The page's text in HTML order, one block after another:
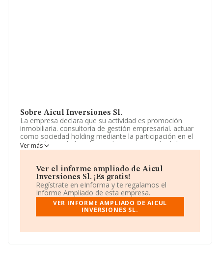
Sobre Aicul Inversiones Sl.
La empresa declara que su actividad es promoción
inmobiliaria. consultoría de gestión empresarial. actuar
como sociedad holding mediante la participación en el
capital de entidades, dirigiendo y gestionando dichas
participaciones, y, en su caso, las actividades
servicios de asesoramiento. La sociedad está registrada
como Sociedad Limitada. Tiene CNAE: 6812 - '%cnae%'.
La compañía no tiene actividad en mercados exteriores.
La sociedadAicul Inversiones S.L, B16912461, se
encuentra en Calle Fernandez De Oviedo núm. 11 Bjlc,
(28002), Madrid, Madrid.
En base a la información de la que dispone INFORMA
Ver más
Ver el informe ampliado de Aicul
Inversiones Sl. ¡Es gratis!
Regístrate en eInforma y te regalamos el
Informe Ampliado de esta empresa.
VER INFORME AMPLIADO DE AICUL
INVERSIONES SL.